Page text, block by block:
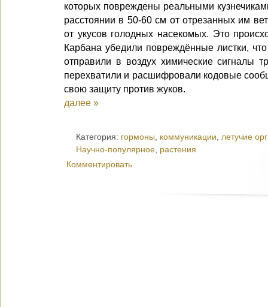
которых повреждены реальными
расстоянии в 50-60 см от отрезанных им
от укусов голодных насекомых. Это
Карбана убедили повреждённые листки,
отправили в воздух химические сигналы
перехватили и расшифровали кодовые
свою защиту против жуков.
далее »
Категория: гормоны, коммуникации, летучие
Научно-популярное, растения
Комментировать